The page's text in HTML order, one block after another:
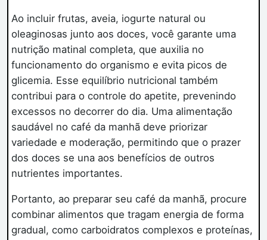
Ao incluir frutas, aveia, iogurte natural ou
oleaginosas junto aos doces, você garante uma
nutrição matinal completa, que auxilia no
funcionamento do organismo e evita picos de
glicemia. Esse equilíbrio nutricional também
contribui para o controle do apetite, prevenindo
excessos no decorrer do dia. Uma alimentação
saudável no café da manhã deve priorizar
variedade e moderação, permitindo que o prazer
dos doces se una aos benefícios de outros
nutrientes importantes.
Portanto, ao preparar seu café da manhã, procure
combinar alimentos que tragam energia de forma
gradual, como carboidratos complexos e proteínas,